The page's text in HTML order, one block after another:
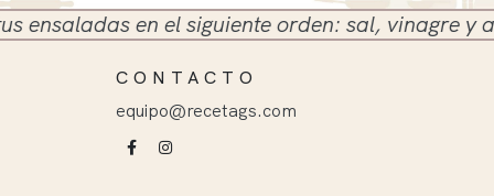
en el siguiente orden: sal, vinagre y
CONTACTO
equipo@recetags.com